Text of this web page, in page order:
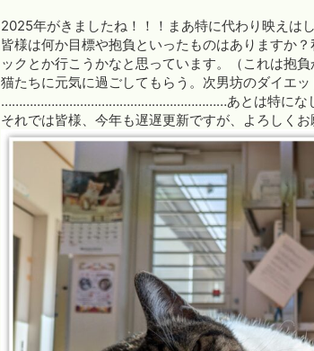
2025年がきましたね！！！まあ特に代わり映えは
皆様は何か目標や抱負といったものはありますか
ックとか行こうかなと思っています。（これは抱負
猫たちに元気に過ごしてもらう。次男坊のダイエ
………………………………………………………あとは特になし
それでは皆様、今年も遅遅更新ですが、よろしく